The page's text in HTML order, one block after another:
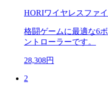
HORIワイヤレスファ
格闘ゲームに最適な6
ントローラーです。
28,308円
2